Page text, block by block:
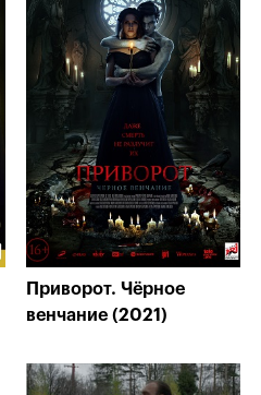
Приворот. Чёрное
венчание (2021)